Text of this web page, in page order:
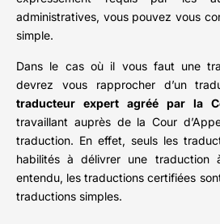
administratives, vous pouvez vous
simple.
Dans le cas où il vous faut une
devrez vous rapprocher d’un
traducteur expert agréé par la
travaillant auprès de la Cour
traduction. En effet, seuls les
habilités à délivrer une traduction
entendu, les traductions certifiées
traductions simples.